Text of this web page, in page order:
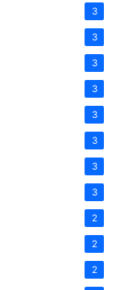
3
3
3
3
3
3
3
3
2
2
2